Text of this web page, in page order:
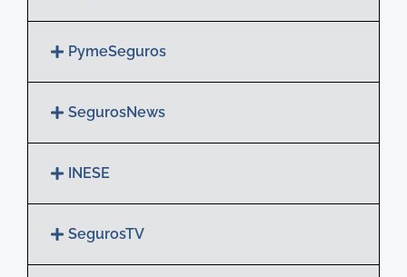
PymeSeguros
SegurosNews
INESE
SegurosTV